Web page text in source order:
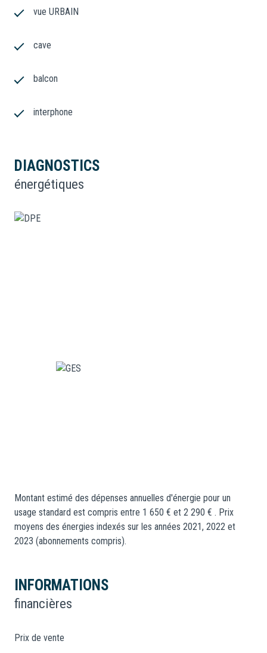
vue URBAIN
cave
balcon
interphone
DIAGNOSTICS
énergétiques
Montant estimé des dépenses annuelles d'énergie pour un
usage standard est compris entre 1 650 € et 2 290 € . Prix
moyens des énergies indexés sur les années 2021, 2022 et
2023 (abonnements compris).
INFORMATIONS
financières
Prix de vente